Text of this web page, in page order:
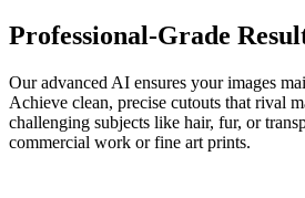
Professional-Grade
Our advanced AI ensures your images
Achieve clean, precise cutouts that rival
challenging subjects like hair, fur, or
commercial work or fine art prints.